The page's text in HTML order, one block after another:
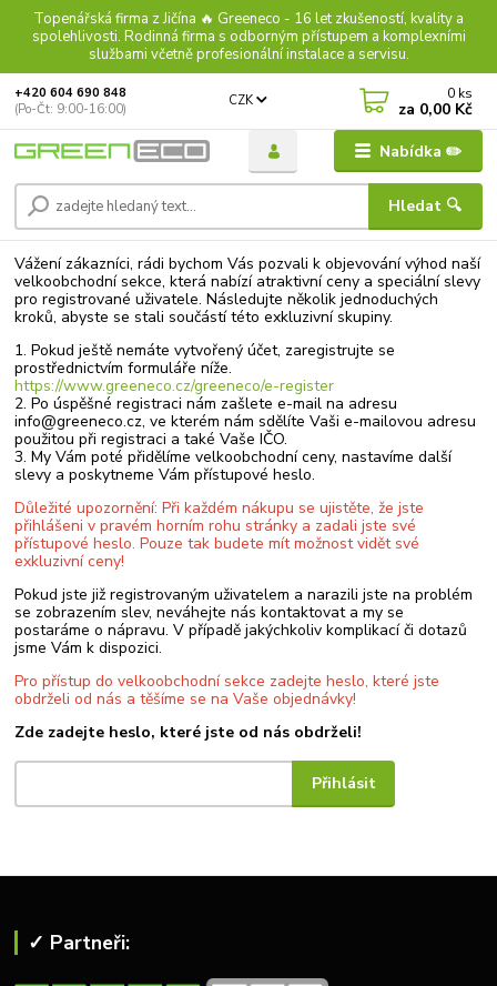
Topenářská firma z Jičína 🔥 Greeneco - 16 let zkušeností, kvality a
spolehlivosti. Rodinná firma s odborným přístupem a komplexními
službami včetně profesionální instalace a servisu.
Nabídka ✏️
CZK
Hledat 🔍
+420 604 690 848
(Po-Čt: 9:00-16:00)
0 ks
za 0,00 Kč
Vážení zákazníci, rádi bychom Vás pozvali k objevování výhod naší
velkoobchodní sekce, která nabízí atraktivní ceny a speciální slevy
pro registrované uživatele. Následujte několik jednoduchých
kroků, abyste se stali součástí této exkluzivní skupiny.
1. Pokud ještě nemáte vytvořený účet, zaregistrujte se
prostřednictvím formuláře níže.
https://www.greeneco.cz/greeneco/e-register
2. Po úspěšné registraci nám zašlete e-mail na adresu
info@greeneco.cz, ve kterém nám sdělíte Vaši e-mailovou adresu
použitou při registraci a také Vaše IČO.
3. My Vám poté přidělíme velkoobchodní ceny, nastavíme další
slevy a poskytneme Vám přístupové heslo.
Důležité upozornění: Při každém nákupu se ujistěte, že jste
přihlášeni v pravém horním rohu stránky a zadali jste své
přístupové heslo. Pouze tak budete mít možnost vidět své
exkluzivní ceny!
Pokud jste již registrovaným uživatelem a narazili jste na problém
se zobrazením slev, neváhejte nás kontaktovat a my se
postaráme o nápravu. V případě jakýchkoliv komplikací či dotazů
jsme Vám k dispozici.
Pro přístup do velkoobchodní sekce zadejte heslo, které jste
obdrželi od nás a těšíme se na Vaše objednávky!
Zde zadejte heslo, které jste od nás obdrželi!
✓ Partneři: